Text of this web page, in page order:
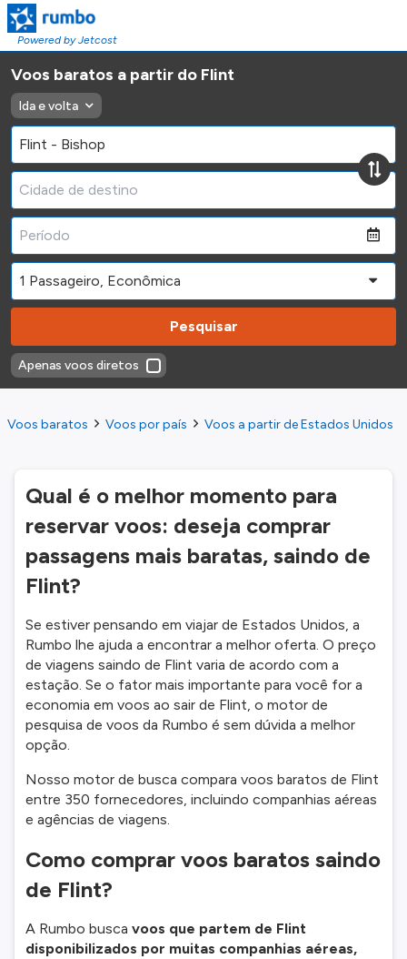
Powered by Jetcost
Voos baratos a partir do Flint
Ida e volta
Pesquisar
Apenas voos diretos
Voos baratos Voos por país Voos a partir de Estados Unidos
Qual é o melhor momento para
reservar voos: deseja comprar
passagens mais baratas, saindo de
Flint?
Se estiver pensando em viajar de Estados Unidos, a
Rumbo lhe ajuda a encontrar a melhor oferta. O preço
de viagens saindo de Flint varia de acordo com a
estação. Se o fator mais importante para você for a
economia em voos ao sair de Flint, o motor de
pesquisa de voos da Rumbo é sem dúvida a melhor
opção.
Nosso motor de busca compara voos baratos de Flint
entre 350 fornecedores, incluindo companhias aéreas
e agências de viagens.
Como comprar voos baratos saindo
de Flint?
A Rumbo busca voos que partem de Flint
disponibilizados por muitas companhias aéreas,